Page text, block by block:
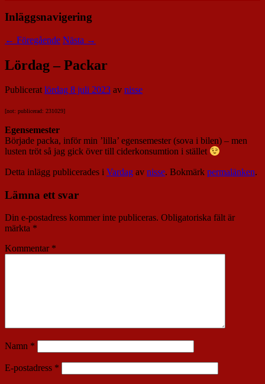
Inläggsnavigering
← Föregående Nästa →
Lördag – Packar
Publiceratlördag 8 juli 2023 av nisse
[not: publicerad: 231029]
Egensemester
Började packa, inför min ’lilla’ egensemester (sova i bilen) – men
lusten tröt så jag gick över till ciderkonsumtion i stället
Detta inlägg publicerades i Vardag av nisse. Bokmärk permalänken.
Lämna ett svar
Din e-postadress kommer inte publiceras. Obligatoriska fält är
märkta *
Kommentar *
Namn *
E-postadress *